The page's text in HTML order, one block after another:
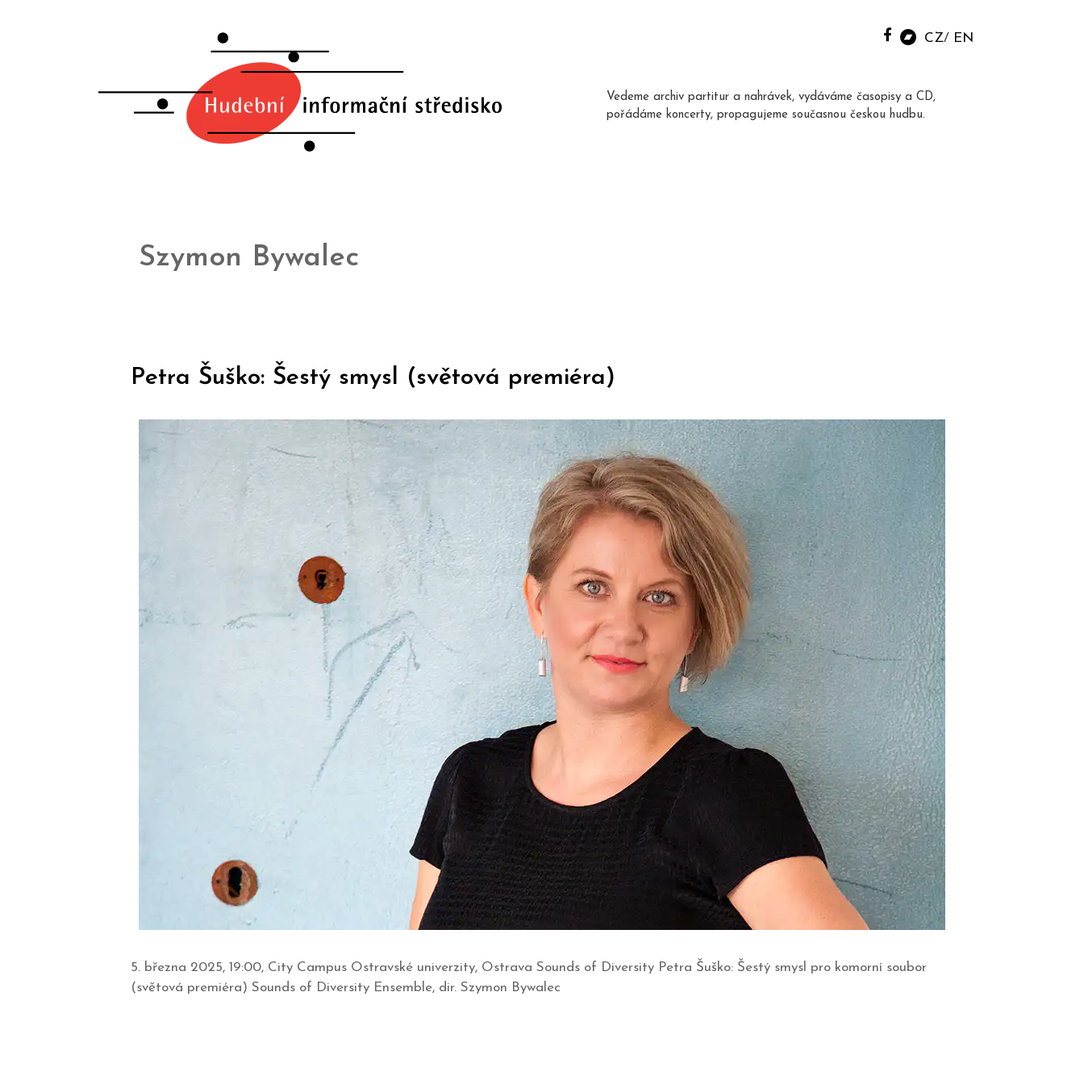
CZ EN
Vedeme archiv partitur a nahrávek, vydáváme časopisy a CD,
pořádáme koncerty, propagujeme současnou českou hudbu.
Szymon Bywalec
Petra Šuško: Šestý smysl (světová premiéra)
5. března 2025, 19:00, City Campus Ostravské univerzity, Ostrava Sounds of Diversity Petra Šuško: Šestý smysl pro komorní soubor
(světová premiéra) Sounds of Diversity Ensemble, dir. Szymon Bywalec